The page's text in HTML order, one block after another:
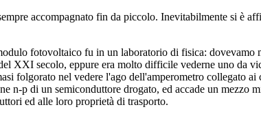
accompagnato fin da piccolo. Inevitabilmente si è
fotovoltaico fu in un laboratorio di fisica:
XXI secolo, eppure era molto difficile vederne uno da
folgorato nel vedere l'ago dell'amperometro collegato
n-p di un semiconduttore drogato, ed accade un
ed alle loro proprietà di trasporto.